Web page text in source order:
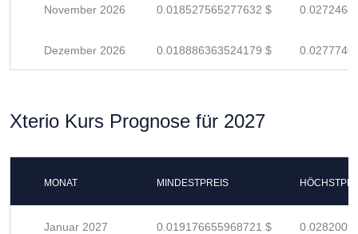
November 2026 0.018527565277632 $
Dezember 2026 0.018886363524179 $
Xterio Kurs Prognose für 2027
MONAT MINDESTPREIS
Januar 2027 0.019176655968721 $